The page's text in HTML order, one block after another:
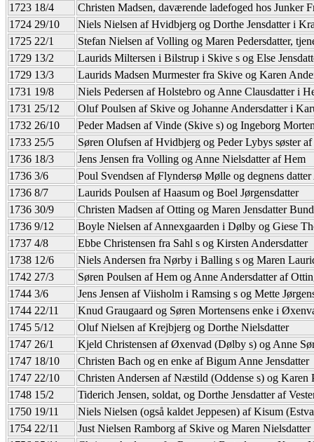
1723 18/4
Christen Madsen, daværende ladefoged hos Junker
1724 29/10
Niels Nielsen af Hvidbjerg og Dorthe Jensdatter i
1725 22/1
Stefan Nielsen af Volling og Maren Pedersdatter,
1729 13/2
Laurids Miltersen i Bilstrup i Skive s og Else
1729 13/3
Laurids Madsen Murmester fra Skive og Karen
1731 19/8
Niels Pedersen af Holstebro og Anne Clausdatter i
1731 25/12
Oluf Poulsen af Skive og Johanne Andersdatter i
1732 26/10
Peder Madsen af Vinde (Skive s) og Ingeborg
1733 25/5
Søren Olufsen af Hvidbjerg og Peder Lybys søster
1736 18/3
Jens Jensen fra Volling og Anne Nielsdatter af Hem
1736 3/6
Poul Svendsen af Flyndersø Mølle og degnens
1736 8/7
Laurids Poulsen af Haasum og Boel Jørgensdatter
1736 30/9
Christen Madsen af Otting og Maren Jensdatter
1736 9/12
Boyle Nielsen af Annexgaarden i Dølby og Giese
1737 4/8
Ebbe Christensen fra Sahl s og Kirsten Andersdatter
1738 12/6
Niels Andersen fra Nørby i Balling s og Maren
1742 27/3
Søren Poulsen af Hem og Anne Andersdatter af
1744 3/6
Jens Jensen af Viisholm i Ramsing s og Mette
1744 22/11
Knud Graugaard og Søren Mortensens enke i
1745 5/12
Oluf Nielsen af Krejbjerg og Dorthe Nielsdatter
1747 26/1
Kjeld Christensen af Øxenvad (Dølby s) og Anne
1747 18/10
Christen Bach og en enke af Bigum Anne Jensdatter
1747 22/10
Christen Andersen af Næstild (Oddense s) og Karen
1748 15/2
Tiderich Jensen, soldat, og Dorthe Jensdatter af
1750 19/11
Niels Nielsen (også kaldet Jeppesen) af Kisum
1754 22/11
Just Nielsen Ramborg af Skive og Maren